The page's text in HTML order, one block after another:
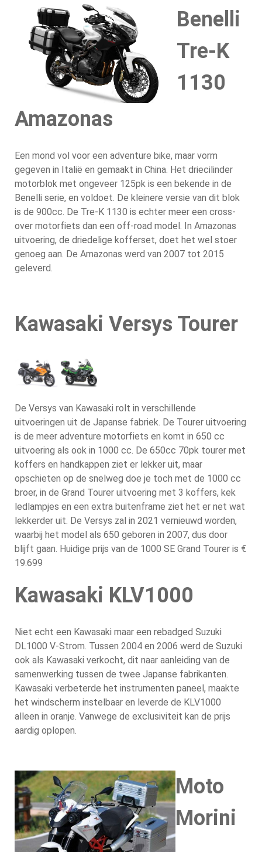
Benelli
Tre-K
1130
Amazonas
Een mond vol voor een adventure bike, maar vorm
gegeven in Italië en gemaakt in China. Het driecilinder
motorblok met ongeveer 125pk is een bekende in de
Benelli serie, en voldoet. De kleinere versie van dit blok
is de 900cc. De Tre-K 1130 is echter meer een cross-
over motorfiets dan een off-road model. In Amazonas
uitvoering, de driedelige kofferset, doet het wel stoer
genoeg aan. De Amazonas werd van 2007 tot 2015
geleverd.
Kawasaki Versys Tourer
De Versys van Kawasaki rolt in verschillende
uitvoeringen uit de Japanse fabriek. De Tourer uitvoering
is de meer adventure motorfiets en komt in 650 cc
uitvoering als ook in 1000 cc. De 650cc 70pk tourer met
koffers en handkappen ziet er lekker uit, maar
opschieten op de snelweg doe je toch met de 1000 cc
broer, in de Grand Tourer uitvoering met 3 koffers, kek
ledlampjes en een extra buitenframe ziet het er net wat
lekkerder uit. De Versys zal in 2021 vernieuwd worden,
waarbij het model als 650 geboren in 2007, dus door
blijft gaan. Huidige prijs van de 1000 SE Grand Tourer is €
19.699
Kawasaki KLV1000
Niet echt een Kawasaki maar een rebadged Suzuki
DL1000 V-Strom. Tussen 2004 en 2006 werd de Suzuki
ook als Kawasaki verkocht, dit naar aanleiding van de
samenwerking tussen de twee Japanse fabrikanten.
Kawasaki verbeterde het instrumenten paneel, maakte
het windscherm instelbaar en leverde de KLV1000
alleen in oranje. Vanwege de exclusiviteit kan de prijs
aardig oplopen.
Moto
Morini